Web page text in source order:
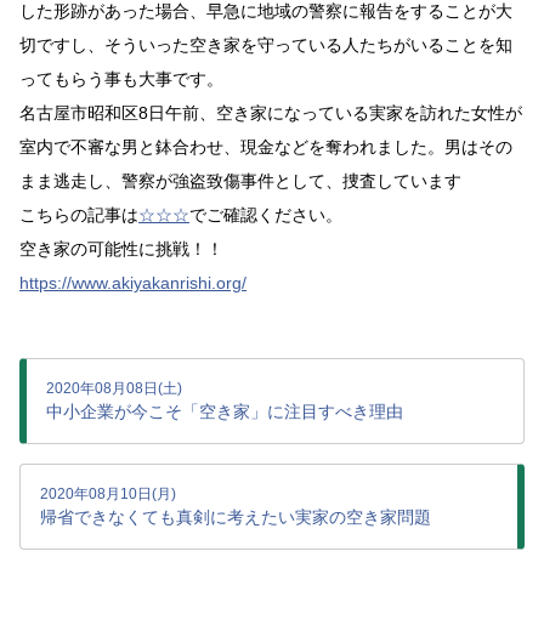
した形跡があった場合、早急に地域の警察に報告をすることが大
切ですし、そういった空き家を守っている人たちがいることを知
ってもらう事も大事です。
名古屋市昭和区8日午前、空き家になっている実家を訪れた女性が
室内で不審な男と鉢合わせ、現金などを奪われました。男はその
まま逃走し、警察が強盗致傷事件として、捜査しています
こちらの記事は☆☆☆でご確認ください。
空き家の可能性に挑戦！！
https://www.akiyakanrishi.org/
2020年08月08日(土)
中小企業が今こそ「空き家」に注目すべき理由
2020年08月10日(月)
帰省できなくても真剣に考えたい実家の空き家問題